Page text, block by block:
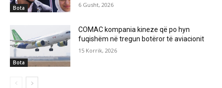
Bota 6 Gusht, 2026
Bota
COMAC kompania kineze që po hyn
fuqishëm në tregun botëror të aviacionit
15 Korrik, 2026